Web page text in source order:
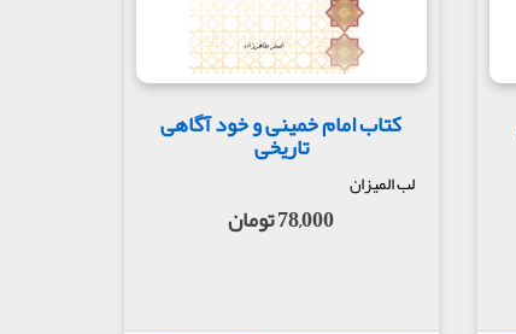
کتاب امام خمینی و خود آگاهی
تاریخی
لب المیزان
78,000 تومان